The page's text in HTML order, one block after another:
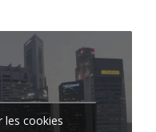
les cookies